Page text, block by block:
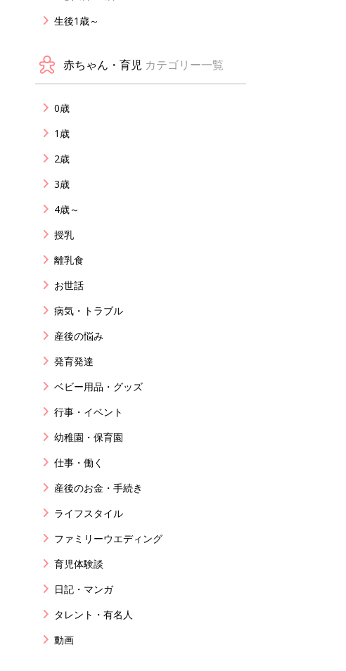
生後1歳～
赤ちゃん・育児 カテゴリー一覧
0歳
1歳
2歳
3歳
4歳～
授乳
離乳食
お世話
病気・トラブル
産後の悩み
発育発達
ベビー用品・グッズ
行事・イベント
幼稚園・保育園
仕事・働く
産後のお金・手続き
ライフスタイル
ファミリーウエディング
育児体験談
日記・マンガ
タレント・有名人
動画